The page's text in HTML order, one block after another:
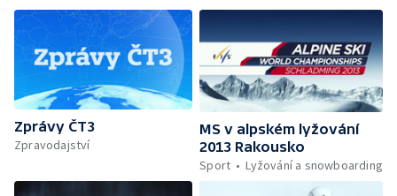
Zprávy ČT3
Zpravodajství
MS v alpském lyžování
2013 Rakousko
Sport
Lyžování a snowboarding